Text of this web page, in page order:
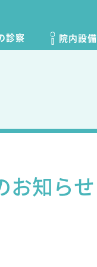
診察 院内設備
知らせ